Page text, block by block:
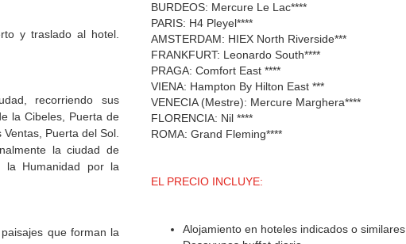
y traslado al hotel.
recorriendo sus
la Cibeles, Puerta de
Puerta del Sol.
la ciudad de
la Humanidad por la
que forman la
BURDEOS: Mercure Le Lac****
PARIS: H4 Pleyel****
AMSTERDAM: HIEX North Riverside***
FRANKFURT: Leonardo South****
PRAGA: Comfort East ****
VIENA: Hampton By Hilton East ***
VENECIA (Mestre): Mercure Marghera****
FLORENCIA: Nil ****
ROMA: Grand Fleming****
EL PRECIO INCLUYE:
Alojamiento en hoteles indicados o similares.